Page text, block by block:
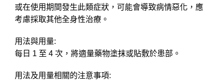
或在使用期間發生此類症狀，可能會導致病情惡化，應
考慮採取其他全身性治療。
用法與用量:
每日 1 至 4 次，將適量藥物塗抹或貼敷於患部。
用法及用量相關的注意事項: